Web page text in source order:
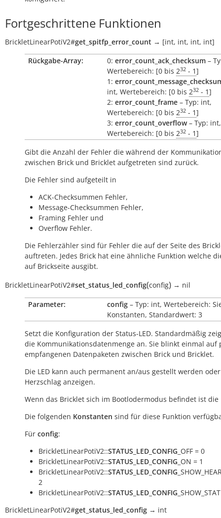
Fortgeschrittene Funktionen
BrickletLinearPotiV2#get_spitfp_error_count → [int, int, int, int]
Rückgabe-Array:
0: error_count_ack_checksum –
Wertebereich: [0 bis 232 - 1]
1:
int, Wertebereich: [0 bis 232 - 1]
2: error_count_frame – Typ: int,
Wertebereich: [0 bis 232 - 1]
3: error_count_overflow– Typ: int,
Wertebereich: [0 bis 232 - 1]
Gibt die Anzahl der Fehler die während der
zwischen Brick und Bricklet aufgetreten sind zurück.
Die Fehler sind aufgeteilt in
ACK-Checksummen Fehler,
Message-Checksummen Fehler,
Framing Fehler und
Overflow Fehler.
Die Fehlerzähler sind für Fehler die auf der Seite des
auftreten. Jedes Brick hat eine ähnliche Funktion welche
auf Brickseite ausgibt.
BrickletLinearPotiV2#set_status_led_config(config) → nil
Parameter: config – Typ: int, Wertebereich:
Konstanten, Standardwert: 3
Setzt die Konfiguration der Status-LED. Standardmäßig
die Kommunikationsdatenmenge an. Sie blinkt einmal auf
empfangenen Datenpaketen zwischen Brick und Bricklet.
Die LED kann auch permanent an/aus gestellt werden
Herzschlag anzeigen.
Wenn das Bricklet sich im Bootlodermodus befindet ist die
Die folgenden Konstanten sind für diese Funktion
Für config:
BrickletLinearPotiV2::STATUS_LED_CONFIG _OFF = 0
BrickletLinearPotiV2::STATUS_LED_CONFIG _ON = 1
BrickletLinearPotiV2::STATUS_LED_CONFIG
2
BrickletLinearPotiV2::STATUS_LED_CONFIG
BrickletLinearPotiV2#get_status_led_config → int